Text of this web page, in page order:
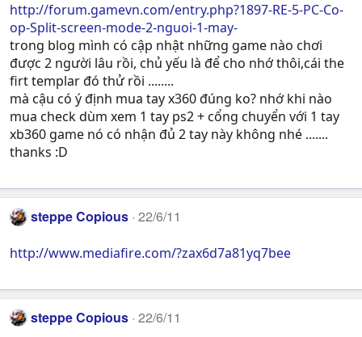
http://forum.gamevn.com/entry.php?1897-RE-5-PC-Co-
op-Split-screen-mode-2-nguoi-1-may-
trong blog mình có cập nhật những game nào chơi
được 2 người lâu rồi, chủ yếu là để cho nhớ thôi,cái the
firt templar đó thử rồi ........
mà cậu có ý định mua tay x360 đúng ko? nhớ khi nào
mua check dùm xem 1 tay ps2 + cổng chuyển với 1 tay
xb360 game nó có nhận đủ 2 tay này không nhé .......
thanks :D
steppe Copious 22/6/11
http://www.mediafire.com/?zax6d7a81yq7bee
steppe Copious 22/6/11